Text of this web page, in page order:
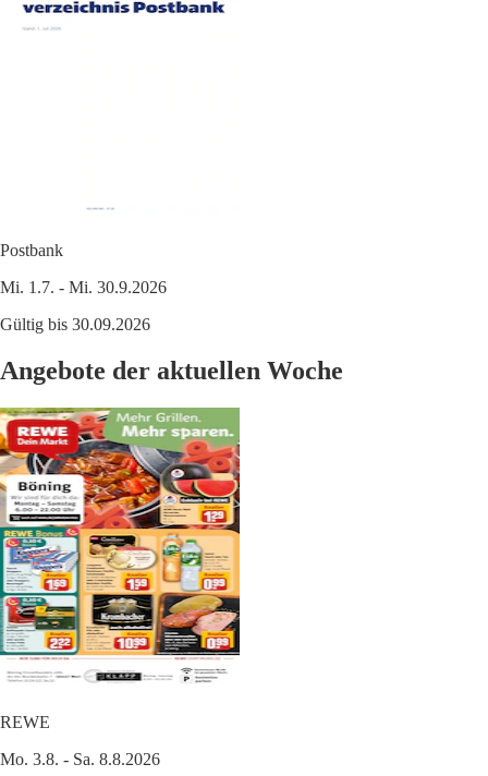
Postbank
Mi. 1.7. - Mi. 30.9.2026
Gültig bis 30.09.2026
Angebote der aktuellen Woche
REWE
Mo. 3.8. - Sa. 8.8.2026